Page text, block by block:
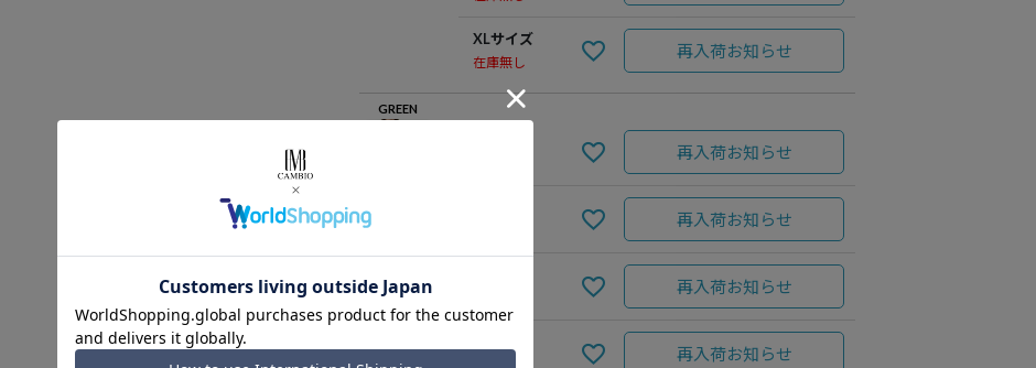
XLサイズ
在庫無し
再入荷お知らせ
GREEN
再入荷お知らせ
再入荷お知らせ
再入荷お知らせ
再入荷お知らせ